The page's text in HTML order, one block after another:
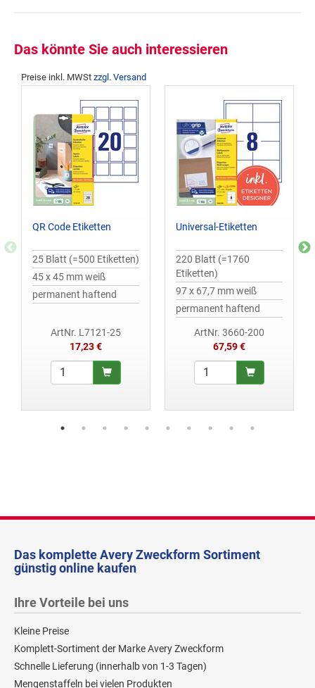
Das könnte Sie auch interessieren
Preise inkl. MWSt zzgl. Versand
QR Code Etiketten
25 Blatt (=500 Etiketten)
45 x 45 mm weiß
permanent haftend
ArtNr. L7121-25
17,23 €
Universal-Etiketten
220 Blatt (=1760
Etiketten)
97 x 67,7 mm weiß
permanent haftend
ArtNr. 3660-200
67,59 €
Das komplette Avery Zweckform Sortiment
günstig online kaufen
Ihre Vorteile bei uns
Kleine Preise
Komplett-Sortiment der Marke Avery Zweckform
Schnelle Lieferung (innerhalb von 1-3 Tagen)
Mengenstaffeln bei vielen Produkten